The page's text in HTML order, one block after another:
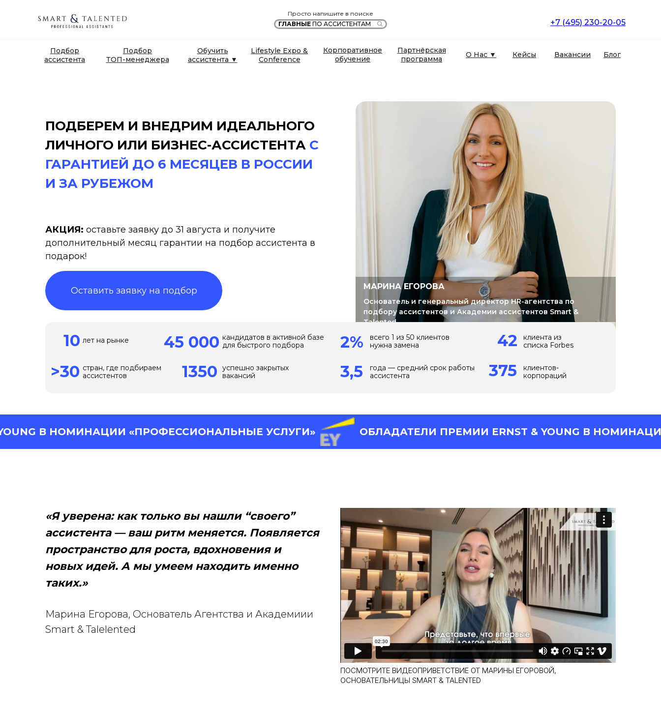
+7 (495) 230-20-05
Подбор
ассистента
Корпоративное
обучение
О Нас ▼ Кейсы
Обучить
ассистента ▼
Партнёрская
программа
Вакансии Блог
Просто напишите в поиске
ГЛАВНЫЕ ПО АССИСТЕНТАМ
Подбор
ТОП-менеджера
Lifestyle Expo &
Conference
АКЦИЯ: оставьте заявку до 31 августа и получите
дополнительный месяц гарантии на подбор ассистента в
подарок!
Оставить заявку на подбор
ПОДБЕРЕМ И ВНЕДРИМ ИДЕАЛЬНОГО
ЛИЧНОГО ИЛИ БИЗНЕС-АССИСТЕНТА C
ГАРАНТИЕЙ ДО 6 МЕСЯЦЕВ В РОССИИ
И ЗА РУБЕЖОМ
Основатель и генеральный директор HR-агентства по
подбору ассистентов и Академии ассистентов Smart &
Talented
МАРИНА ЕГОРОВА
>30 стран, где подбираем
ассистентов
45 000 кандидатов в активной базе
для быстрого подбора
42
клиента из
списка Forbes
1350
успешно закрытых
вакансий
лет на рынке 2%
всего 1 из 50 клиентов
нужна замена
10
года — средний срок работы
ассистента
3,5
клиентов-
корпораций
375
НОМИНАЦИИ «ПРОФЕССИОНАЛЬНЫЕ УСЛУГИ» ОБЛАДАТЕЛИ ПРЕМИИ ERNST & YOUNG В НОМИНАЦИИ
«Я уверена: как только вы нашли “своего”
ассистента — ваш ритм меняется. Появляется
пространство для роста, вдохновения и
новых идей. А мы умеем находить именно
таких.»
Марина Егорова, Основатель Агентства и Академиии
Smart & Talelented
ПОСМОТРИТЕ ВИДЕОПРИВЕТСТВИЕ ОТ МАРИНЫ ЕГОРОВОЙ,
ОСНОВАТЕЛЬНИЦЫ SMART & TALENTED